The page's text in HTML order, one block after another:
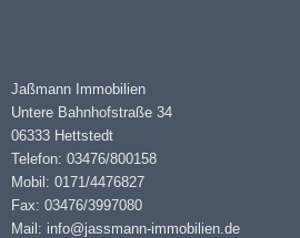
Jaßmann Immobilien
Untere Bahnhofstraße 34
06333 Hettstedt
Telefon: 03476/800158
Mobil: 0171/4476827
Fax: 03476/3997080
Mail: info@jassmann-immobilien.de